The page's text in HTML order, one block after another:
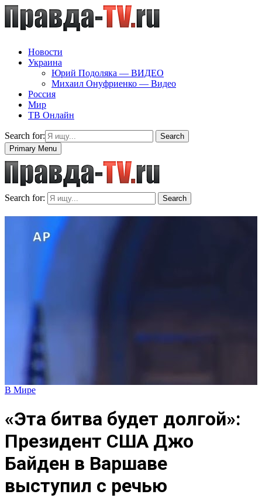
Новости
Украина
Юрий Подоляка — ВИДЕО
Михаил Онуфриенко — Видео
Россия
Мир
ТВ Онлайн
Search for:
Search
Primary Menu
Search for: Search
В Мире
«Эта битва будет долгой»:
Президент США Джо
Байден в Варшаве
выступил с речью